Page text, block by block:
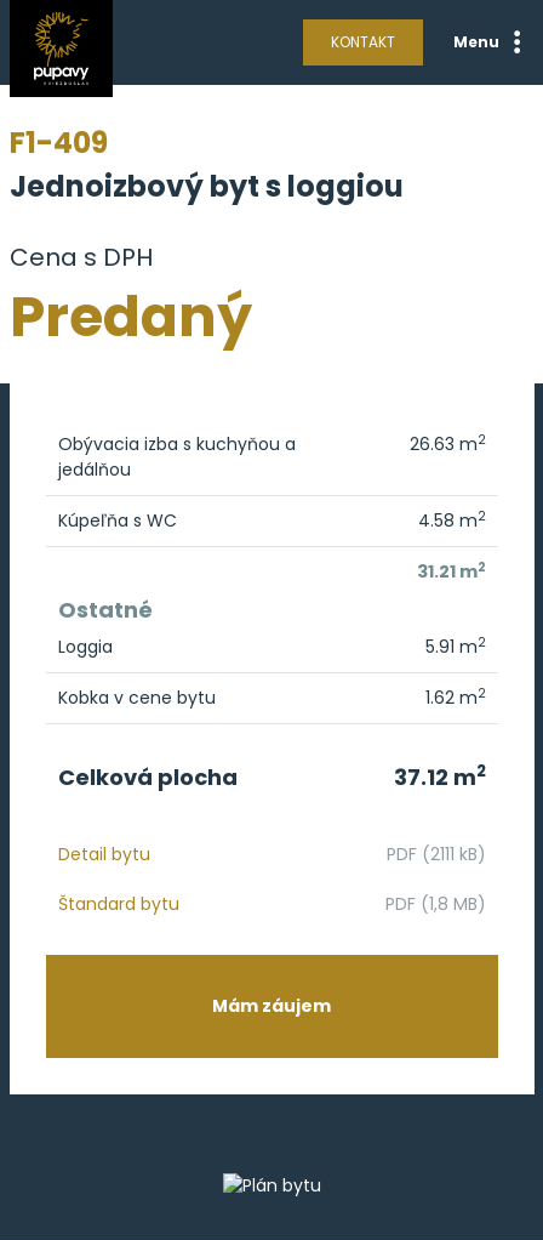
KONTAKT Menu
F1-409
Jednoizbový byt s loggiou
Cena s DPH
Predaný
Obývacia izba s kuchyňou a
jedálňou
26.63 m2
Kúpeľňa s WC 4.58 m2
31.21 m2
Ostatné
Loggia 5.91 m2
Kobka v cene bytu 1.62 m2
Celková plocha 37.12 m2
Detail bytu PDF (2111 kB)
Štandard bytu PDF (1,8 MB)
Mám záujem